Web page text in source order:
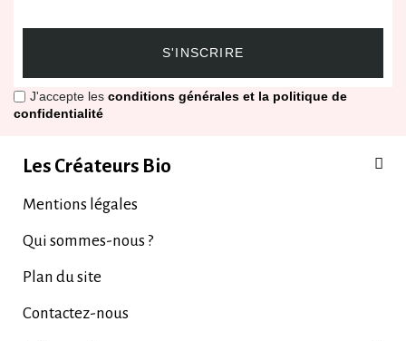
S'INSCRIRE
J'accepte les conditions générales et la politique de
confidentialité
Les Créateurs Bio
Mentions légales
Qui sommes-nous ?
Plan du site
Contactez-nous